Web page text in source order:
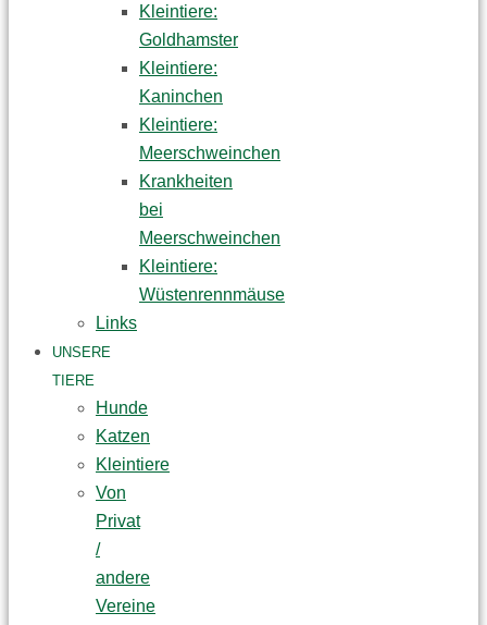
Kleintiere:
Goldhamster
Kleintiere:
Kaninchen
Kleintiere:
Meerschweinchen
Krankheiten
bei
Meerschweinchen
Kleintiere:
Wüstenrennmäuse
Links
UNSERE
TIERE
Hunde
Katzen
Kleintiere
Von
Privat
/
andere
Vereine